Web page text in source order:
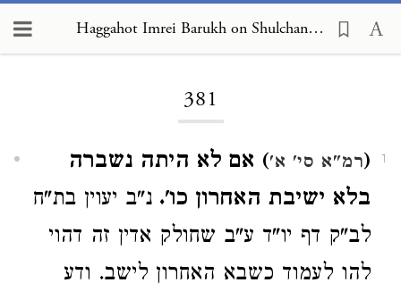
Haggahot Imrei Barukh on Shulchan Arukh, Choshen Mishpat 381
381
1
(רמ"א סי' א') אם לא היתה נשברה
בלא ישיבת האחרון כו'. נ"ב יעוין בת"ח
לב"ק דף יו"ד ע"ב שחולק אדין זה דהוי
להו לעמוד כשבא האחרון לישב. ודע